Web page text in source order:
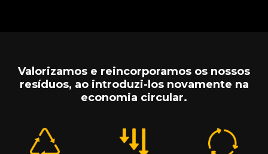
Valorizamos e reincorporamos os nossos
resíduos, ao introduzi-los novamente na
economia circular.